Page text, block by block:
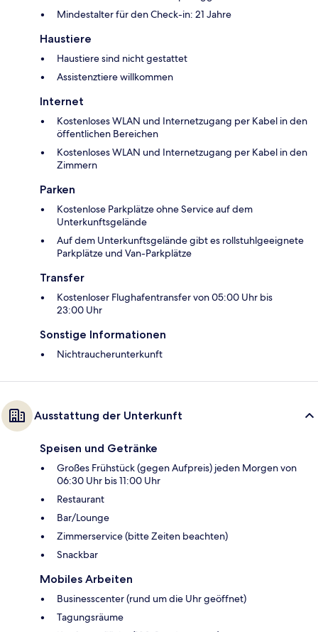
Mindestalter für den Check-in: 21 Jahre
Haustiere
Haustiere sind nicht gestattet
Assistenztiere willkommen
Internet
Kostenloses WLAN und Internetzugang per Kabel in den
öffentlichen Bereichen
Kostenloses WLAN und Internetzugang per Kabel in den
Zimmern
Parken
Kostenlose Parkplätze ohne Service auf dem
Unterkunftsgelände
Auf dem Unterkunftsgelände gibt es rollstuhlgeeignete
Parkplätze und Van-Parkplätze
Transfer
Kostenloser Flughafentransfer von 05:00 Uhr bis
23:00 Uhr
Sonstige Informationen
Nichtraucherunterkunft
Ausstattung der Unterkunft
Speisen und Getränke
Großes Frühstück (gegen Aufpreis) jeden Morgen von
06:30 Uhr bis 11:00 Uhr
Restaurant
Bar/Lounge
Zimmerservice (bitte Zeiten beachten)
Snackbar
Mobiles Arbeiten
Businesscenter (rund um die Uhr geöffnet)
Tagungsräume